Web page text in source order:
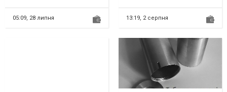
пломбування свинцевими
пломба...
05:09, 28 липня
Пропонуємо професійний
підбір страхов...
13:19, 2 серпня